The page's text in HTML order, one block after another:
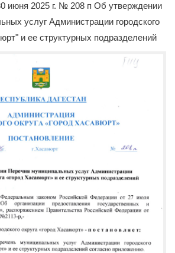
июня 2025 г. № 208 п Об утверждении
услуг Администрации городского
и ее структурных подразделений